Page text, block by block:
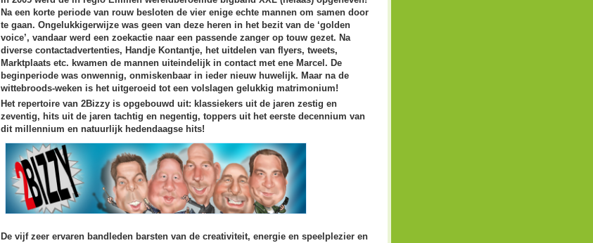
Na een korte periode van rouw besloten de vier enige echte mannen om samen door
te gaan. Ongelukkigerwijze was geen van deze heren in het bezit van de ‘golden
voice’, vandaar werd een zoekactie naar een passende zanger op touw gezet. Na
diverse contactadvertenties, Handje Kontantje, het uitdelen van flyers, tweets,
Marktplaats etc. kwamen de mannen uiteindelijk in contact met ene Marcel. De
beginperiode was onwennig, onmiskenbaar in ieder nieuw huwelijk. Maar na de
wittebroods-weken is het uitgeroeid tot een volslagen gelukkig matrimonium!
Het repertoire van 2Bizzy is opgebouwd uit: klassiekers uit de jaren zestig en
zeventig, hits uit de jaren tachtig en negentig, toppers uit het eerste decennium van
dit millennium en natuurlijk hedendaagse hits!
De vijf zeer ervaren bandleden barsten van de creativiteit, energie en speelplezier en